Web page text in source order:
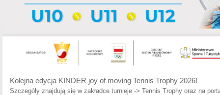
Kolejna edycja KINDER joy of moving Tennis Trophy 2026!
Szczegóły znajdują się w zakładce turnieje -> Tennis Trophy oraz na